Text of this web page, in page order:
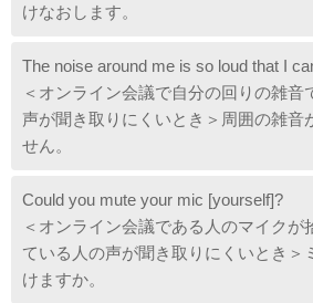
けなおします。
The noise around me is so loud that I
＜オンライン会議で自分の回りの雑音
声が聞き取りにくいとき＞周囲の雑音
せん。
Could you mute your mic [yourself]?
＜オンライン会議である人のマイクが
ている人の声が聞き取りにくいとき＞
けますか。